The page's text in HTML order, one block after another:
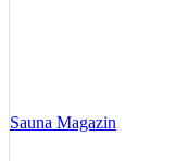
Sauna Magazin